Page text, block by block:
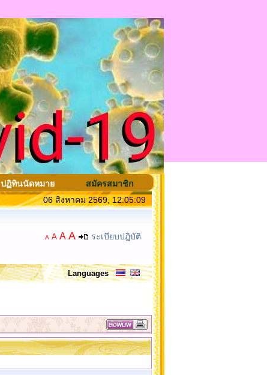
ปฏิทินนัดหมาย
สมัครสมาชิก
06 สิงหาคม 2569, 12:05:09
A A A A ระเบียบปฎิบัติ
Languages